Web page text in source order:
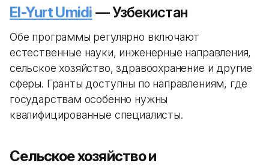
El-Yurt Umidi — Узбекистан
Обе программы регулярно включают
естественные науки, инженерные направления,
сельское хозяйство, здравоохранение и другие
сферы. Гранты доступны по направлениям, где
государствам особенно нужны
квалифицированные специалисты.
Сельское хозяйство и